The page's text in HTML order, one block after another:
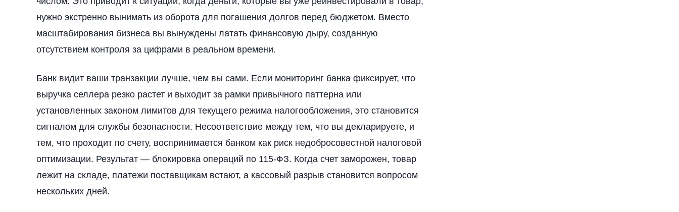
нужно экстренно вынимать из оборота для погашения долгов перед бюджетом. Вместо
масштабирования бизнеса вы вынуждены латать финансовую дыру, созданную
отсутствием контроля за цифрами в реальном времени.
Банк видит ваши транзакции лучше, чем вы сами. Если мониторинг банка фиксирует, что
выручка селлера резко растет и выходит за рамки привычного паттерна или
установленных законом лимитов для текущего режима налогообложения, это становится
сигналом для службы безопасности. Несоответствие между тем, что вы декларируете, и
тем, что проходит по счету, воспринимается банком как риск недобросовестной налоговой
оптимизации. Результат — блокировка операций по 115-ФЗ. Когда счет заморожен, товар
лежит на складе, платежи поставщикам встают, а кассовый разрыв становится вопросом
нескольких дней.